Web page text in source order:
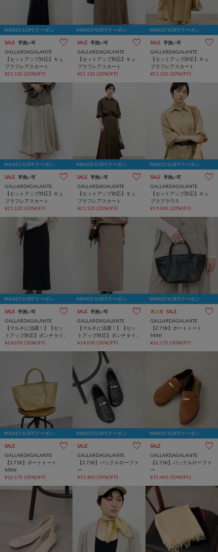
MAX15％OFFクーポン
SALE 手洗い可
GALLARDAGALANTE
【セットアップ対応】キュ
プラフレアスカート
¥21,120 (20%OFF)
MAX15％OFFクーポン
SALE 手洗い可
GALLARDAGALANTE
【セットアップ対応】キュ
プラフレアスカート
¥21,120 (20%OFF)
MAX15％OFFクーポン
SALE 手洗い可
GALLARDAGALANTE
【セットアップ対応】キュ
プラフレアスカート
¥21,120 (20%OFF)
MAX15％OFFクーポン
SALE 手洗い可
GALLARDAGALANTE
【セットアップ対応】キュ
プラフレアスカート
¥21,120 (20%OFF)
MAX15％OFFクーポン
SALE 手洗い可
GALLARDAGALANTE
【セットアップ対応】キュ
プラフレアスカート
¥21,120 (20%OFF)
MAX15％OFFクーポン
SALE 手洗い可
GALLARDAGALANTE
【セットアップ対応】キュ
プラブラウス
¥19,360 (20%OFF)
MAX15％OFFクーポン
SALE 手洗い可
GALLARDAGALANTE
【マルチに活躍！】【セッ
トアップ対応】ポンチタイ
トスカート
¥14,630 (30%OFF)
MAX15％OFFクーポン
SALE 手洗い可
GALLARDAGALANTE
【マルチに活躍！】【セッ
トアップ対応】ポンチタイ
トスカート
¥14,630 (30%OFF)
MAX15％OFFクーポン
再入荷 SALE
GALLARDAGALANTE
【2.718】ボートトート
MINI
¥16,170 (30%OFF)
MAX15％OFFクーポン
SALE
GALLARDAGALANTE
【2.718】ボートトート
MINI
¥16,170 (30%OFF)
MAX15％OFFクーポン
SALE
GALLARDAGALANTE
【2.718】バックルローファ
ー
¥15,400 (50%OFF)
MAX15％OFFクーポン
SALE
GALLARDAGALANTE
【2.718】バックルローファ
ー
¥15,400 (50%OFF)